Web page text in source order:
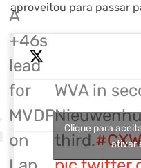
aproveitou para passar
A
+46s
lead
for
MVDP
on
WVA in
third.
Clique para
ativar